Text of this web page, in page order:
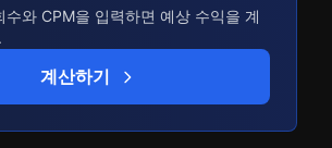
수와 CPM을 입력하면 예상 수익을 계
계산하기